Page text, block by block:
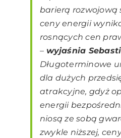
barierą rozwojową
ceny energii
rosnących cen
– wyjaśnia
Długoterminowe
dla dużych
atrakcyjne, gdyż
energii
niosą ze sobą
zwykle niższej,